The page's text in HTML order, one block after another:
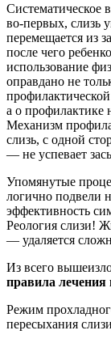
Систематическое
во-первых, слизь
перемещается из
после чего
использование
оправдано не
а о профилактике
Механизм
слизь, с одной
— не успевает
Упомянутые
логично подвели
эффективность
Реология слизи!
— удаляется
Из всего
правила лечения
Режим
пересыхания